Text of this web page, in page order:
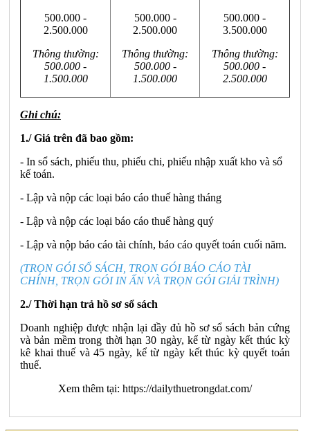
500.000 -
2.500.000
Thông thường:
500.000 -
1.500.000
500.000 -
2.500.000
Thông thường:
500.000 -
1.500.000
500.000 -
3.500.000
Thông thường:
500.000 -
2.500.000
Ghi chú:
1./ Giá trên đã bao gồm:
- In sổ sách, phiếu thu, phiếu chi, phiếu nhập xuất kho và sổ
kế toán.
- Lập và nộp các loại báo cáo thuế hàng tháng
- Lập và nộp các loại báo cáo thuế hàng quý
- Lập và nộp báo cáo tài chính, báo cáo quyết toán cuối năm.
(TRỌN GÓI SỔ SÁCH, TRỌN GÓI BÁO CÁO TÀI
CHÍNH, TRỌN GÓI IN ẤN VÀ TRỌN GÓI GIẢI TRÌNH)
2./ Thời hạn trả hồ sơ sổ sách
Doanh nghiệp được nhận lại đầy đủ hồ sơ sổ sách bản cứng
và bản mềm trong thời hạn 30 ngày, kể từ ngày kết thúc kỳ
kê khai thuế và 45 ngày, kể từ ngày kết thúc kỳ quyết toán
thuế.
Xem thêm tại: https://dailythuetrongdat.com/